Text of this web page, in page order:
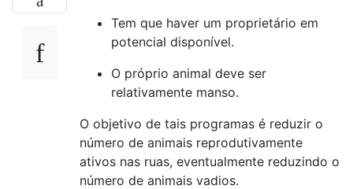
Tem que haver um proprietário em
potencial disponível.
O próprio animal deve ser
relativamente manso.
O objetivo de tais programas é reduzir o
número de animais reprodutivamente
ativos nas ruas, eventualmente reduzindo o
número de animais vadios.